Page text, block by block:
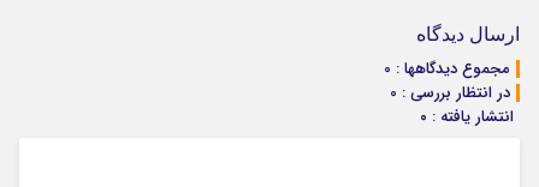
ارسال دیدگاه
مجموع دیدگاهها : 0
در انتظار بررسی : 0
انتشار یافته : ۰